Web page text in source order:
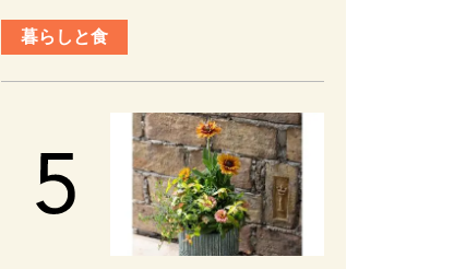
暮らしと食